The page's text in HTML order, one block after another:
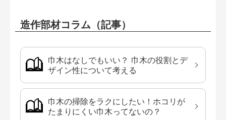
造作部材コラム（記事）
巾木はなしでもいい？ 巾木の役割とデ
ザイン性について考える
巾木の掃除をラクにしたい！ホコリが
たまりにくい巾木ってないの？